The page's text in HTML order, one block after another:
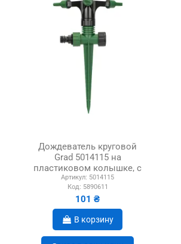
Дождеватель круговой
Grad 5014115 на
пластиковом колышке, с
боковой подачей ABS
Артикул: 5014115
Код: 5890611
101 ₴
В корзину